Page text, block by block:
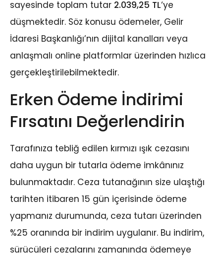
sayesinde toplam tutar 2.039,25 TL‘ye
düşmektedir. Söz konusu ödemeler, Gelir
İdaresi Başkanlığı’nın dijital kanalları veya
anlaşmalı online platformlar üzerinden hızlıca
gerçekleştirilebilmektedir.
Erken Ödeme İndirimi
Fırsatını Değerlendirin
Tarafınıza tebliğ edilen kırmızı ışık cezasını
daha uygun bir tutarla ödeme imkânınız
bulunmaktadır. Ceza tutanağının size ulaştığı
tarihten itibaren 15 gün içerisinde ödeme
yapmanız durumunda, ceza tutarı üzerinden
%25 oranında bir indirim uygulanır. Bu indirim,
sürücüleri cezalarını zamanında ödemeye